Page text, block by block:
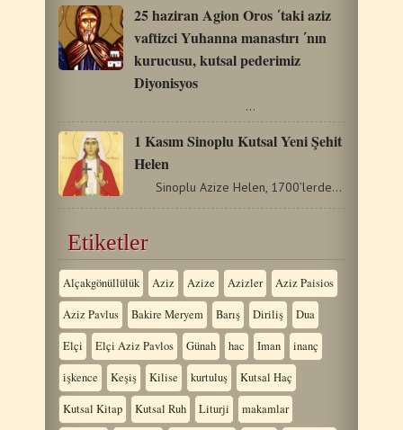
25 haziran Agion Oros ΄taki aziz
vaftizci Yuhanna manastırı ΄nın
kurucusu, kutsal pederimiz
Diyonisyos
…
1 Kasım Sinoplu Kutsal Yeni Şehit
Helen
Sinoplu Azize Helen, 1700’lerde Pontus Sinobu’nun…
Etiketler
Alçakgönüllülük Aziz Azize Azizler Aziz Paisios
Aziz Pavlus Bakire Meryem Barış Diriliş Dua
Elçi Elçi Aziz Pavlos Günah hac Iman inanç
işkence Keşiş Kilise kurtuluş Kutsal Haç
Kutsal Kitap Kutsal Ruh Liturji makamlar